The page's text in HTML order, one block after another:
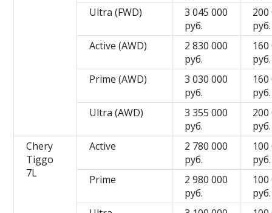
Ultra (FWD)
3 045 000
руб.
200
руб.
Active (AWD)
2 830 000
руб.
руб.
Prime (AWD)
3 030 000
руб.
руб.
Ultra (AWD)
3 355 000
руб.
200
руб.
Chery
Tiggo
7L
Active
2 780 000
руб.
руб.
Prime
2 980 000
руб.
руб.